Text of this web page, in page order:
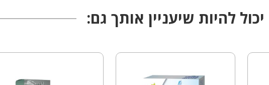
יכול להיות שיעניין אותך גם: